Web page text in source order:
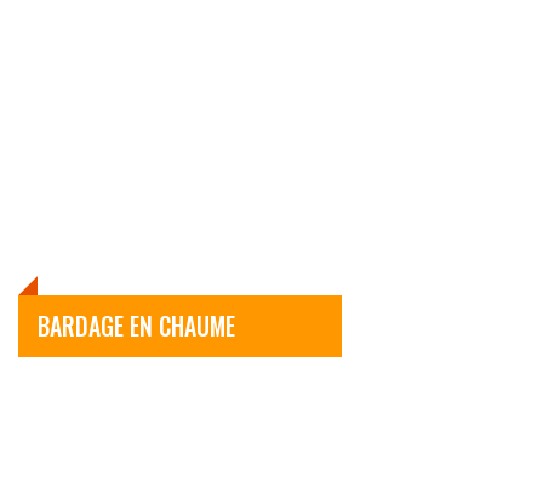
BARDAGE EN CHAUME